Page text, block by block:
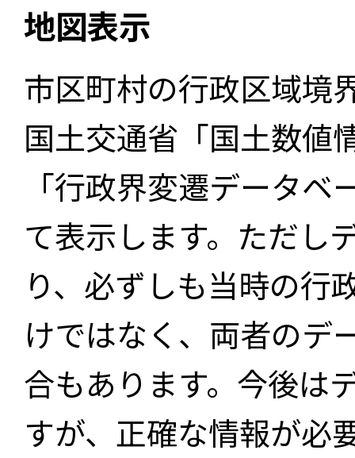
地図表示
市区町村の行政区域境
国土交通省「国土数値
「行政界変遷データ
て表示します。ただし
り、必ずしも当時の行
けではなく、両者のデ
合もあります。今後は
すが、正確な情報が必